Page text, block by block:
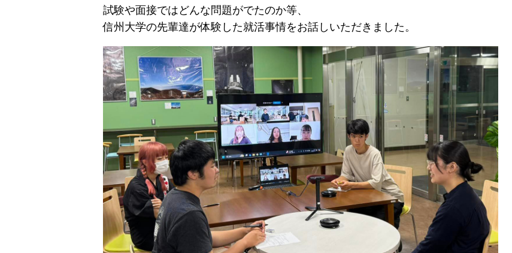
試験や面接ではどんな問題がでたのか等、
信州大学の先輩達が体験した就活事情をお話しいただきました。